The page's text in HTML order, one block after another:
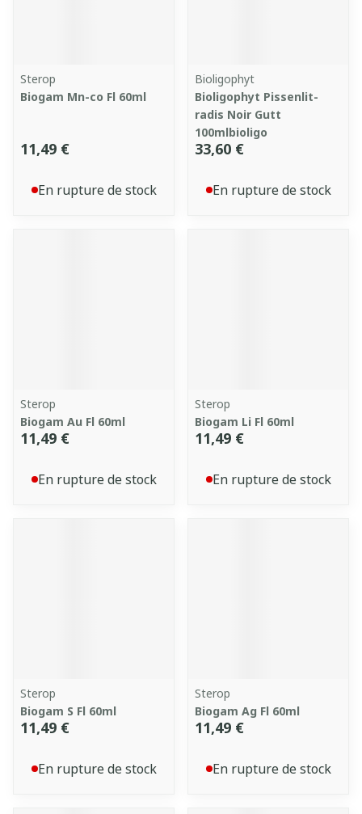
Sterop
Biogam Mn-co Fl 60ml
11,49 €
En rupture de stock
Bioligophyt
Bioligophyt Pissenlit-
radis Noir Gutt
100mlbioligo
33,60 €
En rupture de stock
Sterop
Biogam Au Fl 60ml
11,49 €
En rupture de stock
Sterop
Biogam Li Fl 60ml
11,49 €
En rupture de stock
Sterop
Biogam S Fl 60ml
11,49 €
En rupture de stock
Sterop
Biogam Ag Fl 60ml
11,49 €
En rupture de stock